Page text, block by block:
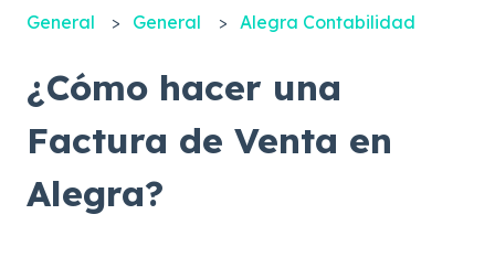
General General Alegra Contabilidad
¿Cómo hacer una
Factura de Venta en
Alegra?